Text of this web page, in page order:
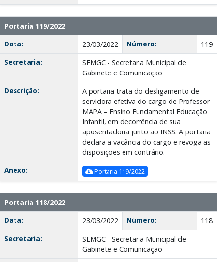
Portaria 119/2022
Data:
23/03/2022 Número:
119
Secretaria:
SEMGC - Secretaria Municipal de
Gabinete e Comunicação
Descrição:
A portaria trata do desligamento de
servidora efetiva do cargo de Professor
MAPA – Ensino Fundamental Educação
Infantil, em decorrência de sua
aposentadoria junto ao INSS. A portaria
declara a vacância do cargo e revoga as
disposições em contrário.
Anexo:
Portaria 119/2022
Portaria 118/2022
Data:
23/03/2022 Número:
118
Secretaria:
SEMGC - Secretaria Municipal de
Gabinete e Comunicação